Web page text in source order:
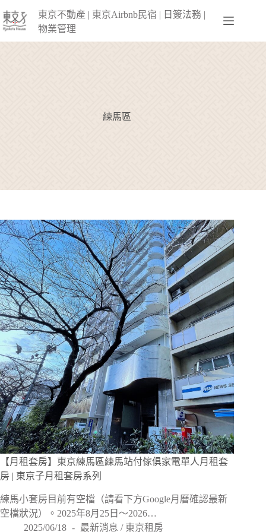
至
東京不動產 | 東京Airbnb民宿 | 日簽法務 |
物業管理
練馬區
【月租套房】東京練馬區練馬站付傢俱家電單人月租套
房 | 東京子月租套房系列
練馬小套房目前有空檔（請看下方Google月曆確認最新
空檔狀況）。2025年8月25日～2026…
2025/06/18
最新消息 / 東京租房